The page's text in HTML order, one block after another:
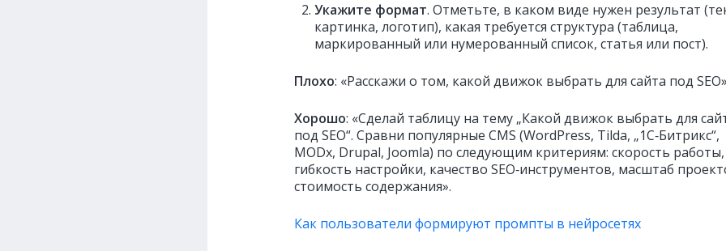
Укажите формат. Отметьте, в каком виде нужен результат
картинка, логотип), какая требуется структура (таблица,
маркированный или нумерованный список, статья или пост).
Плохо: «Расскажи о том, какой движок выбрать для сайта под
Хорошо: «Сделай таблицу на тему „Какой движок выбрать для
под SEO“. Сравни популярные CMS (WordPress, Tilda, „1С‑Битрикс“,
MODx, Drupal, Joomla) по следующим критериям: скорость работы,
гибкость настройки, качество SEO‑инструментов, масштаб
стоимость содержания».
Как пользователи формируют промпты в нейросетях